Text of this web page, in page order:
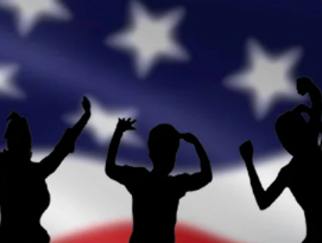
امتیاز واردات خودرو ۳ میلیارد تومان! / رانت